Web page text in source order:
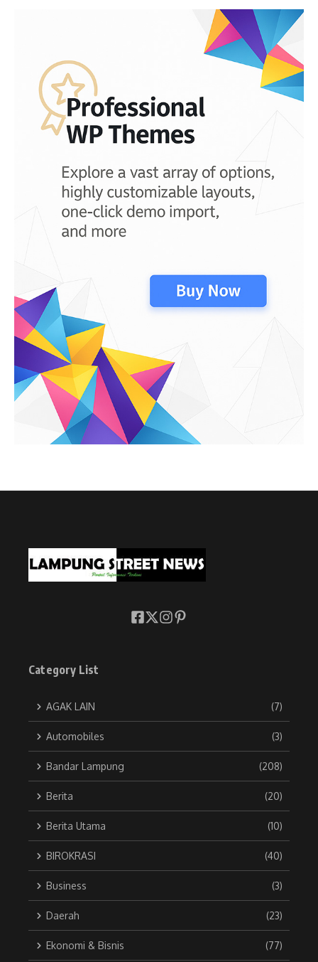
Category List
AGAK LAIN (7)
Automobiles (3)
Bandar Lampung (208)
Berita (20)
Berita Utama (10)
BIROKRASI (40)
Business (3)
Daerah (23)
Ekonomi & Bisnis (77)